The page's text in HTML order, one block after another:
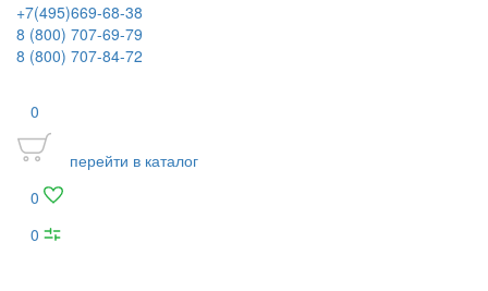
+7(495)669-68-38
8 (800) 707-69-79
8 (800) 707-84-72
0
перейти в каталог
0
0